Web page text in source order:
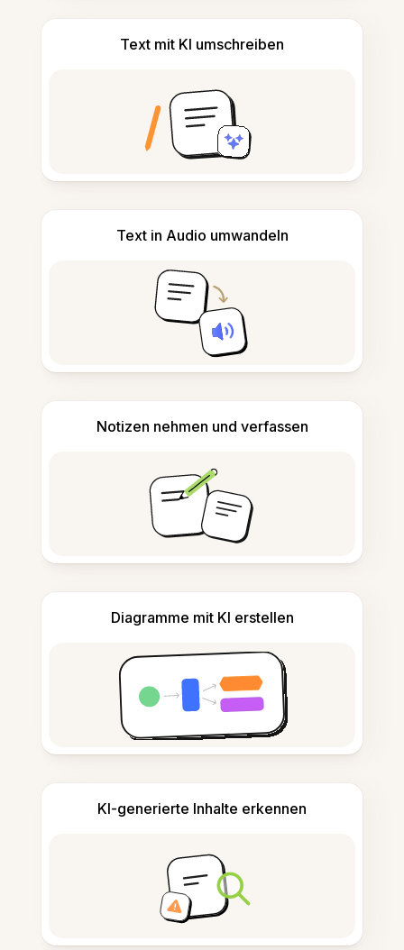
Text mit KI umschreiben
Text in Audio umwandeln
Notizen nehmen und verfassen
Diagramme mit KI erstellen
KI-generierte Inhalte erkennen